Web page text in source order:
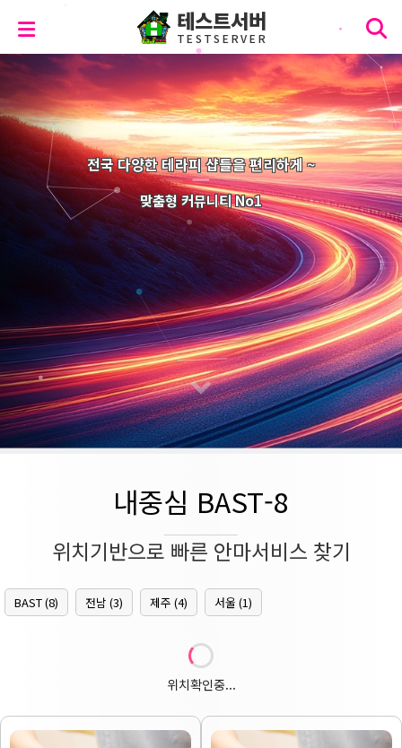
테스트서버
TE S TS E RVE R
전국 다양한 테라피 샵들을 편리하게 ~
맞춤형 커뮤니티 No1
내중심 BAST-8
위치기반으로 빠른 안마서비스 찾기
BAST (8) 전남 (3) 제주 (4) 서울 (1)
위치확인중...